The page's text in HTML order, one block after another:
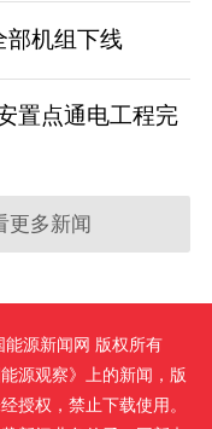
部机组下线
置点通电工程完
更多新闻
源新闻网 版权所有
源观察》上的新闻，版
授权，禁止下载使用。